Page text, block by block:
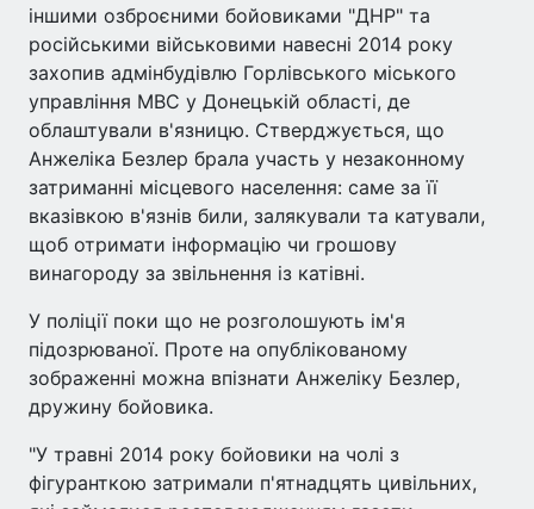
іншими озброєними бойовиками "ДНР" та
російськими військовими навесні 2014 року
захопив адмінбудівлю Горлівського міського
управління МВС у Донецькій області, де
облаштували в'язницю. Стверджується, що
Анжеліка Безлер брала участь у незаконному
затриманні місцевого населення: саме за її
вказівкою в'язнів били, залякували та катували,
щоб отримати інформацію чи грошову
винагороду за звільнення із катівні.
У поліції поки що не розголошують ім'я
підозрюваної. Проте на опублікованому
зображенні можна впізнати Анжеліку Безлер,
дружину бойовика.
"У травні 2014 року бойовики на чолі з
фігуранткою затримали п'ятнадцять цивільних,